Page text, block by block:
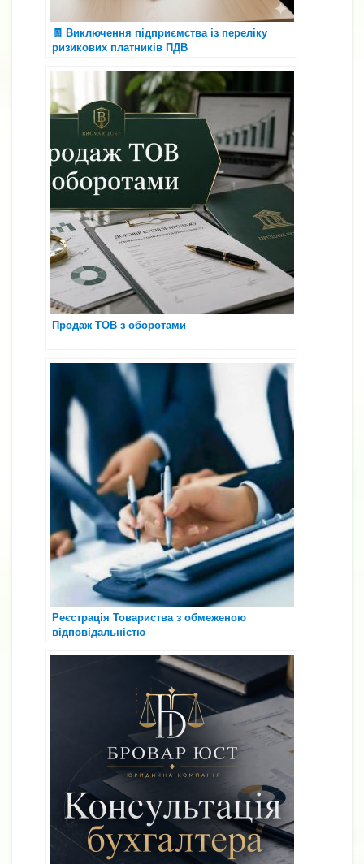
🧾 Виключення підприємства із переліку
ризикових платників ПДВ
Продаж ТОВ з оборотами
Реєстрація Товариства з обмеженою
відповідальністю